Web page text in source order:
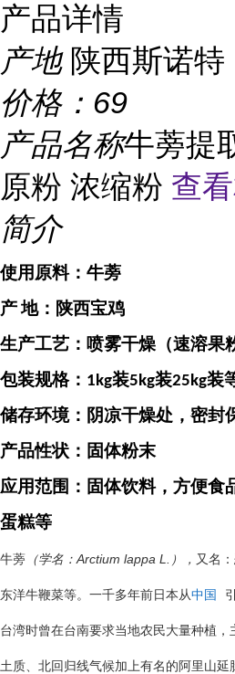
产品详情
产地 陕西斯诺特
价格： 69
产品名称牛蒡提
原粉 浓缩粉 查
简介
使用原料： 牛蒡
产地： 陕西宝鸡
生产工艺：喷雾干燥（速溶果
包装规格： 1kg装5kg装25kg装
储存环境：阴凉干燥处，密封
产品性状：固体粉末
应用范围：固体饮料，方便食
蛋糕等
牛蒡 （学名：Arctium lappa L. ）， 又名
东洋牛鞭菜等。一千多年前日本从中国
台湾时曾在台南要求当地农民大量种植
土质、北回归线气候加上有名的阿里山